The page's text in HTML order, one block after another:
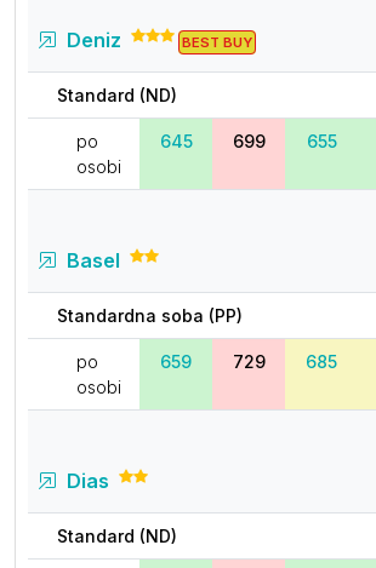
Deniz BEST BUY
Standard (ND)
po
osobi
645 699 655
Basel
Standardna soba (PP)
po
osobi
659 729 685
Dias
Standard (ND)